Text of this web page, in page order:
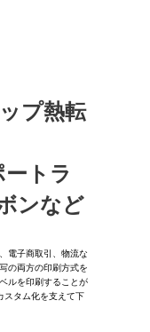
プ熱転
トラ
ンなど
電子商取引、物流な
の両方の印刷方式を
ルを印刷することが
タム化を支えて下